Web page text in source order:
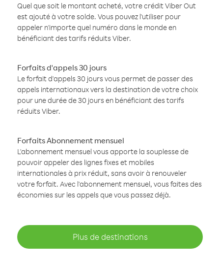
Quel que soit le montant acheté, votre crédit Viber Out
est ajouté à votre solde. Vous pouvez l'utiliser pour
appeler n'importe quel numéro dans le monde en
bénéficiant des tarifs réduits Viber.
Forfaits d'appels 30 jours
Le forfait d'appels 30 jours vous permet de passer des
appels internationaux vers la destination de votre choix
pour une durée de 30 jours en bénéficiant des tarifs
réduits Viber.
Forfaits Abonnement mensuel
L'abonnement mensuel vous apporte la souplesse de
pouvoir appeler des lignes fixes et mobiles
internationales à prix réduit, sans avoir à renouveler
votre forfait. Avec l'abonnement mensuel, vous faites des
économies sur les appels que vous passez déjà.
Plus de destinations